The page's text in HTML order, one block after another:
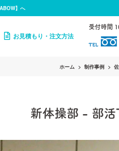
】へ
お見積もり・注文方法
受付時間
TEL
ホーム 制作事例
新体操部 - 部活